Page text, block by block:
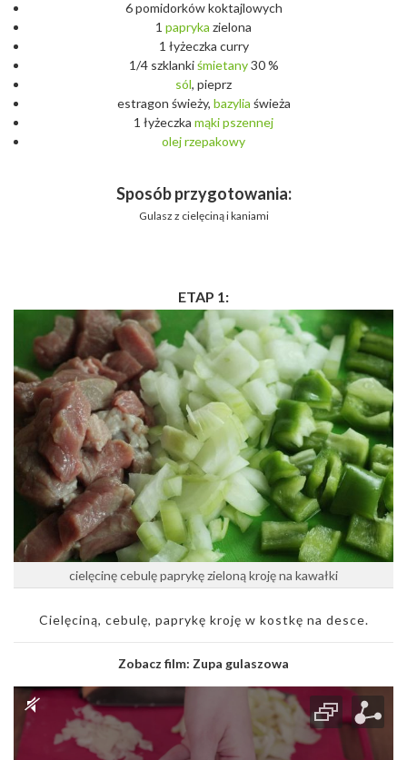
6 pomidorków koktajlowych
1 papryka zielona
1 łyżeczka curry
1/4 szklankiśmietany30 %
sól, pieprz
estragon świeży, bazylia świeża
1 łyżeczka mąkipszennej
olejrzepakowy
Sposób przygotowania:
Gulasz z cielęciną i kaniami
ETAP 1:
cielęcinę cebulę paprykę zieloną kroję na kawałki
Cielęciną, cebulę, paprykę kroję w kostkę na desce.
Zobacz film: Zupa gulaszowa